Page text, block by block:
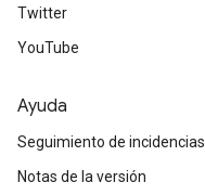
Twitter
YouTube
Ayuda
Seguimiento de incidencias
Notas de la versión